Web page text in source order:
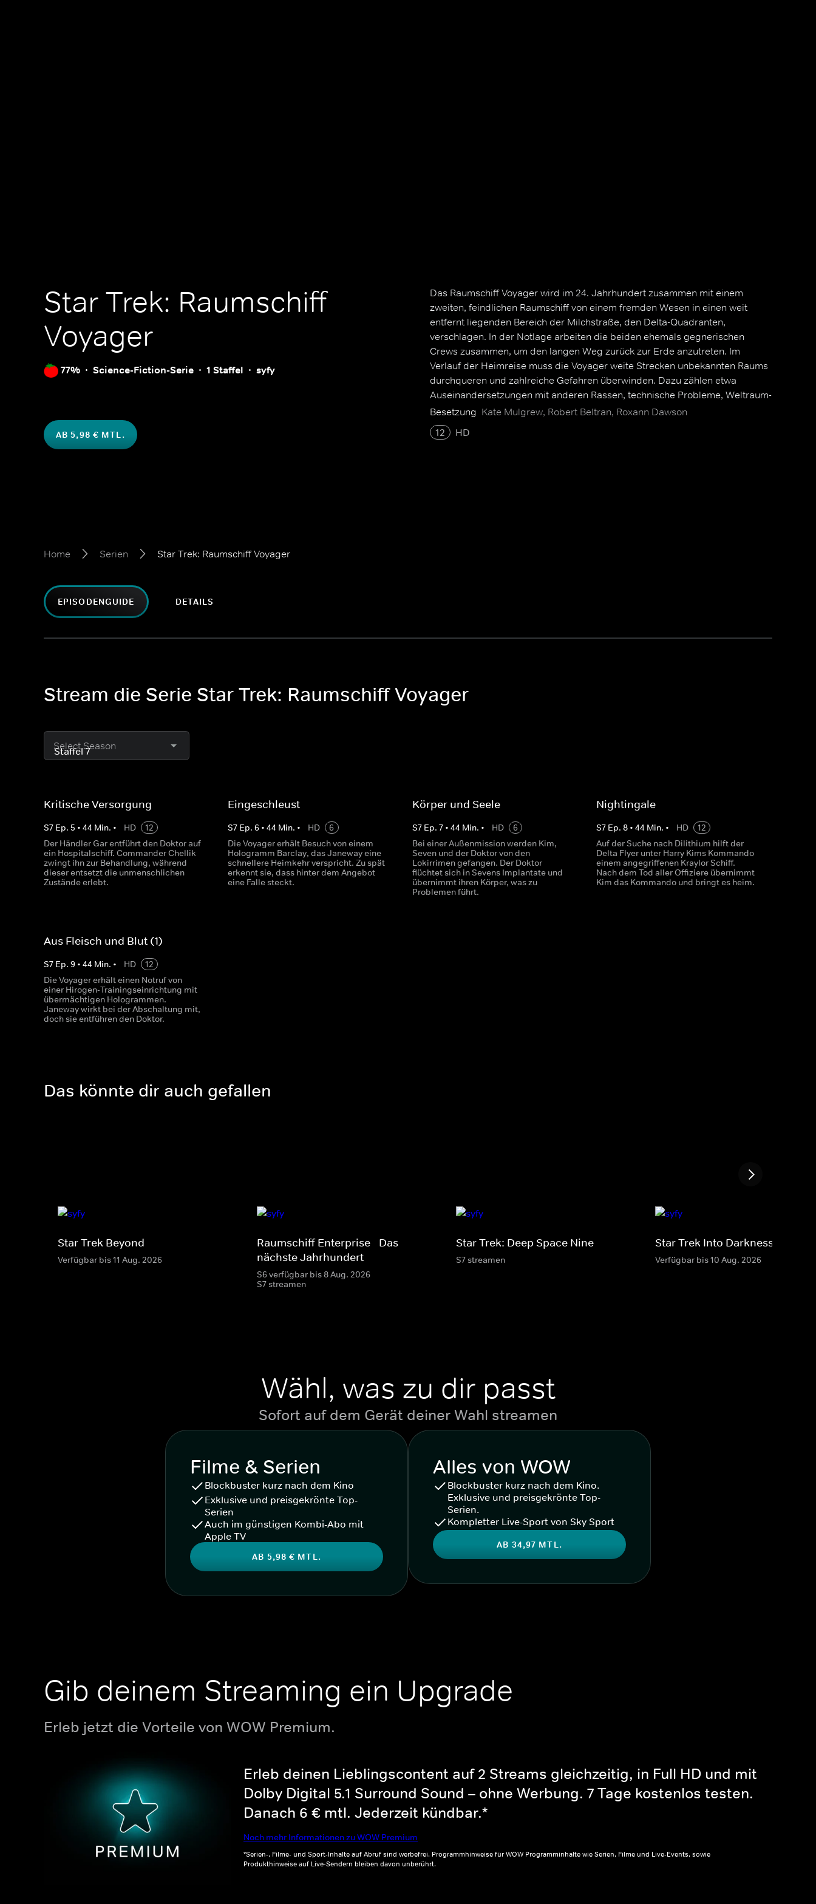
Star Trek: Raumschiff
Voyager
77% Science-Fiction-Serie 1 Staffel syfy
AB 5,98 € MTL.
Das Raumschiff Voyager wird im 24. Jahrhundert zusammen mit einem
zweiten, feindlichen Raumschiff von einem fremden Wesen in einen weit
entfernt liegenden Bereich der Milchstraße, den Delta-Quadranten,
verschlagen. In der Notlage arbeiten die beiden ehemals gegnerischen
Crews zusammen, um den langen Weg zurück zur Erde anzutreten. Im
Verlauf der Heimreise muss die Voyager weite Strecken unbekannten Raums
durchqueren und zahlreiche Gefahren überwinden. Dazu zählen etwa
Auseinandersetzungen mit anderen Rassen, technische Probleme, Weltraum-
Anomalien, Zeitreisen, moralische Dilemmas, Lebensmittel-Knappheit oder
die Beschaffung von Rohstoffen. Die Crew muss dabei eine Strecke von etwa
70.000 Lichtjahren überwinden, was bei maximalem Warp ohne
Besetzung Kate Mulgrew, Robert Beltran, Roxann Dawson
12
HD
Home Serien Star Trek: Raumschiff Voyager
EPISODENGUIDE DETAILS
Stream die Serie Star Trek: Raumschiff Voyager
Select Season
Kritische Versorgung
S7 Ep. 5 • 44 Min. • HD
12
Der Händler Gar entführt den Doktor auf
ein Hospitalschiff. Commander Chellik
zwingt ihn zur Behandlung, während
dieser entsetzt die unmenschlichen
Zustände erlebt.
Eingeschleust
S7 Ep.6 •44 Min. • HD
6
Die Voyager erhält Besuch von einem
Hologramm Barclay, das Janeway eine
schnellere Heimkehr verspricht. Zu spät
erkennt sie, dass hinter dem Angebot
eine Falle steckt.
Körper und Seele
S7 Ep. 7• 44 Min. • HD
6
Bei einer Außenmission werden Kim,
Seven und der Doktor von den
Lokirrimen gefangen. Der Doktor
flüchtet sich in Sevens Implantate und
übernimmt ihren Körper, was zu
Problemen führt.
Nightingale
S7 Ep. 8• 44 Min. • HD
12
Auf der Suche nach Dilithium hilft der
Delta Flyer unter Harry Kims Kommando
einem angegriffenen Kraylor Schiff.
Nach dem Tod aller Offiziere übernimmt
Kim das Kommando und bringt es heim.
Aus Fleisch und Blut (1)
S7 Ep. 9 • 44 Min. • HD
12
Die Voyager erhält einen Notruf von
einer Hirogen-Trainingseinrichtung mit
übermächtigen Hologrammen.
Janeway wirkt bei der Abschaltung mit,
doch sie entführen den Doktor.
Das könnte dir auch gefallen
Star Trek Beyond
Verfügbar bis 11 Aug. 2026
Raumschiff Enterprise - Das
nächste Jahrhundert
S6 verfügbar bis 8 Aug. 2026
S7 streamen
Star Trek: Deep Space Nine
S7 streamen
Star Trek Into Darkness
Verfügbar bis 10 Aug. 2026
Wähl, was zu dir passt
Sofort auf dem Gerät deiner Wahl streamen
Filme & Serien
Blockbuster kurz nach dem Kino
Exklusive und preisgekrönte Top-
Serien
Auch im günstigen Kombi-Abo mit
Apple TV
AB 5,98 € MTL.
Alles von WOW
Blockbuster kurz nach dem Kino.
Exklusive und preisgekrönte Top-
Serien.
Kompletter Live-Sport von Sky Sport
AB 34,97 MTL.
Gib deinem Streaming ein Upgrade
Erleb jetzt die Vorteile von WOW Premium.
Erleb deinen Lieblingscontent auf 2 Streams gleichzeitig, in Full HD und mit
Dolby Digital 5.1 Surround Sound – ohne Werbung. 7 Tage kostenlos testen.
Danach 6 € mtl. Jederzeit kündbar.*
Noch mehr Informationen zu WOW Premium
*Serien-, Filme- und Sport-Inhalte auf Abruf sind werbefrei. Programmhinweise für WOW Programminhalte wie Serien, Filme und Live-Events, sowie
Produkthinweise auf Live-Sendern bleiben davon unberührt.